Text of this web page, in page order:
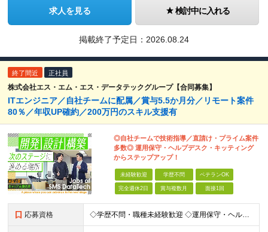
求人を見る 検討中に入れる
掲載終了予定日： 2026.08.24
終了間近 正社員
株式会社エス・エム・エス・データテックグループ【合同募集】
ITエンジニア／自社チームに配属／賞与5.5か月分／リモート案件
80％／年収UP確約／200万円のスキル支援有
◎自社チームで技術指導／直請け・プライム案件
多数◎ 運用保守・ヘルプデスク・キッティング
からステップアップ！
未経験歓迎 学歴不問 ベテランOK
完全週休2日 賞与複数月 面接1回
応募資格 ◇学歴不問・職種未経験歓迎 ◇運用保守・ヘルプデスクなど…IT業界の経験があればOK ◎第二新卒歓迎 必須条件―MUST― ○IT業界の経験がある方 運用保守・ヘルプデスク・キッティングなど… まず